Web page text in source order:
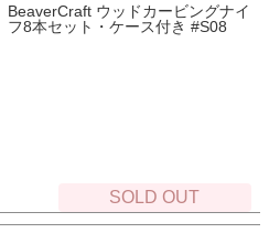
BeaverCraft ウッドカービングナイ
フ8本セット・ケース付き #S08
SOLD OUT